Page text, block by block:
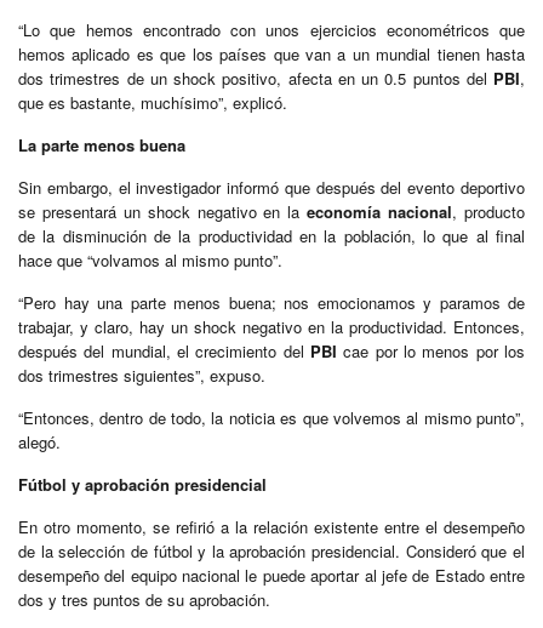
“Lo que hemos encontrado con unos ejercicios econométricos que
hemos aplicado es que los países que van a un mundial tienen hasta
dos trimestres de un shock positivo, afecta en un 0.5 puntos del PBI,
que es bastante, muchísimo”, explicó.
La parte menos buena
Sin embargo, el investigador informó que después del evento deportivo
se presentará un shock negativo en laeconomía nacional, producto
de la disminución de la productividad en la población, lo que al final
hace que “volvamos al mismo punto”.
“Pero hay una parte menos buena; nos emocionamos y paramos de
trabajar, y claro, hay un shock negativo en la productividad. Entonces,
después del mundial, el crecimiento del PBI cae por lo menos por los
dos trimestres siguientes”, expuso.
“Entonces, dentro de todo, la noticia es que volvemos al mismo punto”,
alegó.
Fútbol y aprobación presidencial
En otro momento, se refirió a la relación existente entre el desempeño
de la selección de fútbol y la aprobación presidencial. Consideró que el
desempeño del equipo nacional le puede aportar al jefe de Estado entre
dos y tres puntos de su aprobación.